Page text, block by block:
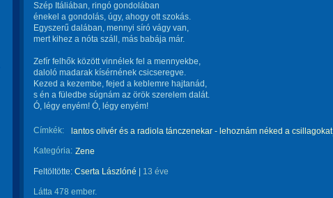
Szép Itáliában, ringó gondolában
énekel a gondolás, úgy, ahogy ott szokás.
Egyszerű dalában, mennyi síró vágy van,
mert kihez a nóta száll, más babája már.
Zefír felhők között vinnélek fel a mennyekbe,
daloló madarak kísérnének csicseregve.
Kezed a kezembe, fejed a keblemre hajtanád,
s én a füledbe súgnám az örök szerelem dalát.
Ó, légy enyém! Ó, légy enyém!
Címkék:
lantos olivér és a radiola tánczenekar - lehoznám néked a csillagokat
Kategória: Zene
Feltöltötte: Cserta Lászlóné 13 éve
Látta 478 ember.